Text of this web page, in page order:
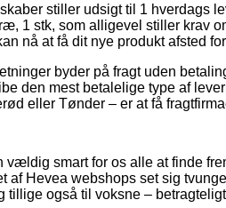
stiller udsigt til 1 hverdags
1 stk, som alligevel stiller krav
nå at få dit nye produkt afsted
byder på fragt uden
den mest betalelige type af
eller Tønder – er at få
vældig smart for os alle at finde
af Hevea webshops set sig
tillige også til voksne –